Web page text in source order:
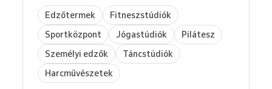
Edzőtermek
Fitneszstúdiók
Sportközpont
Jógastúdiók
Pilátesz
Személyi edzők
Táncstúdiók
Harcművészetek